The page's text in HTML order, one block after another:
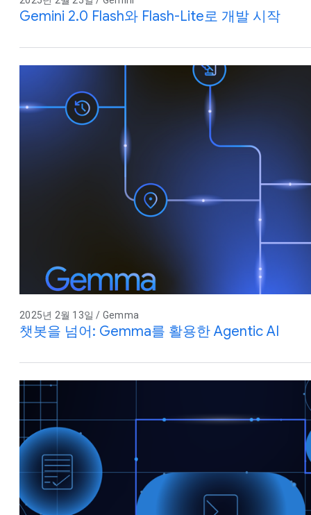
Gemini 2.0 Flash와 Flash-Lite로 개발 시작
2025년 2월 13일 / Gemma
챗봇을 넘어: Gemma를 활용한 Agentic AI